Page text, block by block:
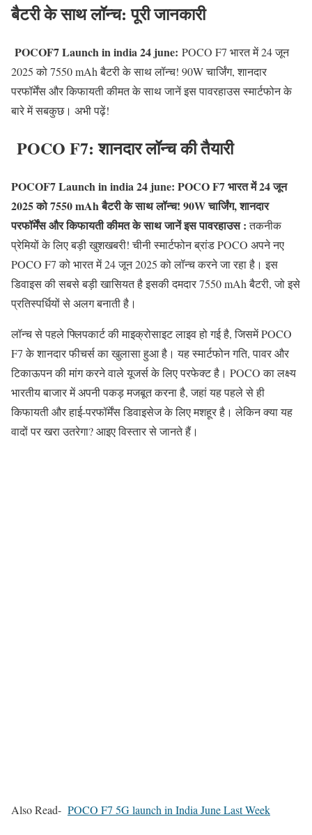
बैटरी के साथ लॉन्च: पूरी जानकारी
POCOF7 Launch in india 24 june: POCO F7 भारत में 24 जून
2025 को 7550 mAh बैटरी के साथ लॉन्च! 90W चार्जिंग, शानदार
परफॉर्मेंस और किफायती कीमत के साथ जानें इस पावरहाउस स्मार्टफोन के
बारे में सबकुछ। अभी पढ़ें!
POCO F7: शानदार लॉन्च की तैयारी
POCOF7 Launch in india 24 june: POCO F7 भारत में 24 जून
2025 को 7550 mAh बैटरी के साथ लॉन्च! 90W चार्जिंग, शानदार
परफॉर्मेंस और किफायती कीमत के साथ जानें इस पावरहाउस :तकनीक
प्रेमियों के लिए बड़ी खुशखबरी! चीनी स्मार्टफोन ब्रांड POCO अपने नए
POCO F7 को भारत में 24 जून 2025 को लॉन्च करने जा रहा है। इस
डिवाइस की सबसे बड़ी खासियत है इसकी दमदार 7550 mAh बैटरी, जो इसे
प्रतिस्पर्धियों से अलग बनाती है।
लॉन्च से पहले फ्लिपकार्ट की माइक्रोसाइट लाइव हो गई है, जिसमें POCO
F7 के शानदार फीचर्स का खुलासा हुआ है। यह स्मार्टफोन गति, पावर और
टिकाऊपन की मांग करने वाले यूजर्स के लिए परफेक्ट है। POCO का लक्ष्य
भारतीय बाजार में अपनी पकड़ मजबूत करना है, जहां यह पहले से ही
किफायती और हाई-परफॉर्मेंस डिवाइसेज के लिए मशहूर है। लेकिन क्या यह
वादों पर खरा उतरेगा? आइए विस्तार से जानते हैं।
Also Read- POCO F7 5G launch in India June Last Week